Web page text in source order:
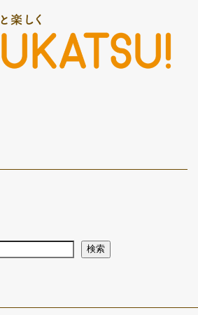
検索